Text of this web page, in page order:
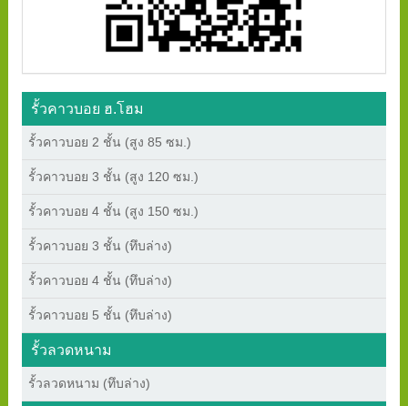
รั้วคาวบอย ฮ.โฮม
รั้วคาวบอย 2 ชั้น (สูง 85 ซม.)
รั้วคาวบอย 3 ชั้น (สูง 120 ซม.)
รั้วคาวบอย 4 ชั้น (สูง 150 ซม.)
รั้วคาวบอย 3 ชั้น (ทึบล่าง)
รั้วคาวบอย 4 ชั้น (ทึบล่าง)
รั้วคาวบอย 5 ชั้น (ทึบล่าง)
รั้วลวดหนาม
รั้วลวดหนาม (ทึบล่าง)